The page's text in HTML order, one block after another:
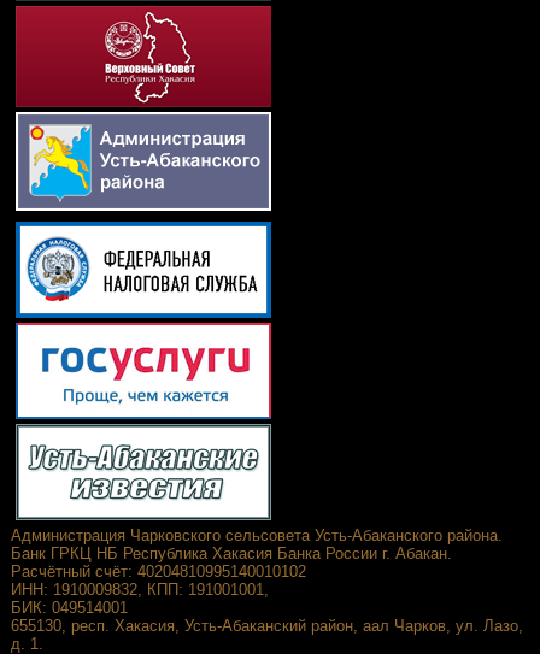
Администрация Чарковского сельсовета Усть-Абаканского района.
Банк ГРКЦ НБ Республика Хакасия Банка России г. Абакан.
Расчётный счёт: 40204810995140010102
ИНН: 1910009832, КПП: 191001001,
БИК: 049514001
655130, респ. Хакасия, Усть-Абаканский район, аал Чарков, ул. Лазо,
д. 1.